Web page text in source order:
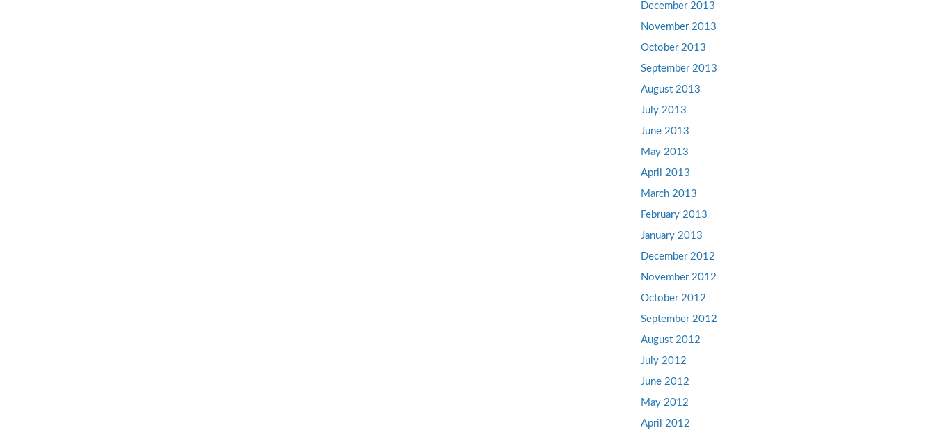
December 2013
November 2013
October 2013
September 2013
August 2013
July 2013
June 2013
May 2013
April 2013
March 2013
February 2013
January 2013
December 2012
November 2012
October 2012
September 2012
August 2012
July 2012
June 2012
May 2012
April 2012